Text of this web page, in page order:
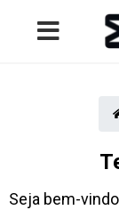
Seja bem-